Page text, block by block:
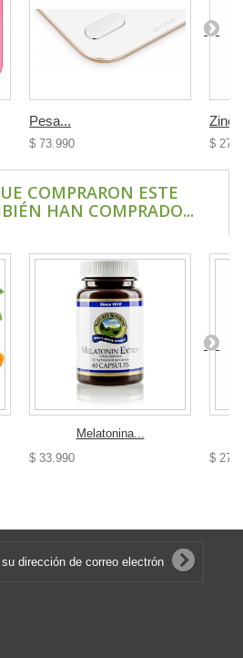
Pesa...
$ 73.990
Zinc
$
COMPRARON ESTE
HAN COMPRADO...
Melatonina...
$ 33.990
$